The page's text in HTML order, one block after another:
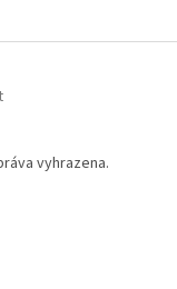
vyhrazena.